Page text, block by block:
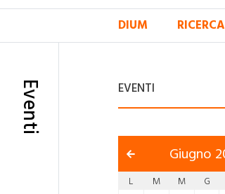
DIUM RICERCA
Eventi EVENTI
Giugno
L M M G